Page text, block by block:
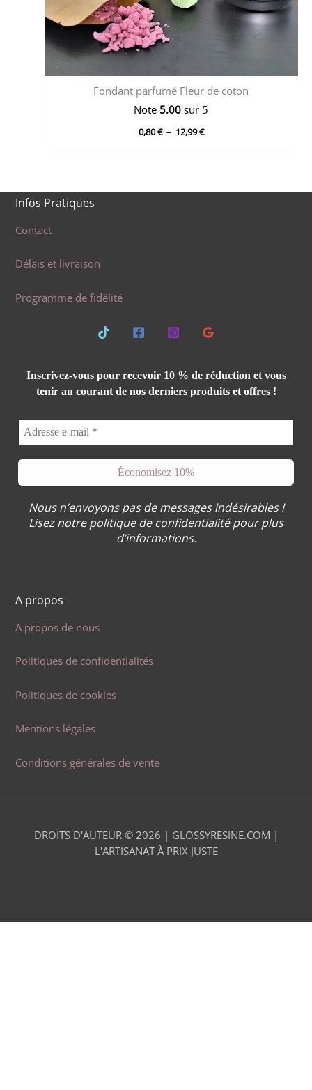
Fondant parfumé Fleur de coton
Note 5.00 sur 5
0,80€ – 12,99€Plage
Infos Pratiques
Contact
Délais et livraison
Programme de fidélité
Inscrivez-vous pour recevoir 10 % de réduction et vous
tenir au courant de nos derniers produits et offres !
Nous n’envoyons pas de messages indésirables !
Lisez notrepolitique de confidentialitépour plus
d’informations.
A propos
A propos de nous
Politiques de confidentialités
Politiques de cookies
Mentions légales
Conditions générales de vente
DROITS D'AUTEUR © 2026 | GLOSSYRESINE.COM |
L'ARTISANAT À PRIX JUSTE